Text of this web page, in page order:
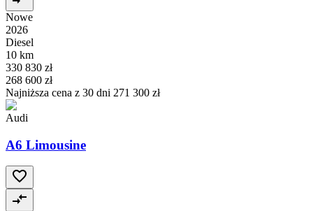
Nowe
2026
Diesel
10 km
330 830 zł
268 600 zł
Najniższa cena z 30 dni 271 300 zł
Audi
A6 Limousine